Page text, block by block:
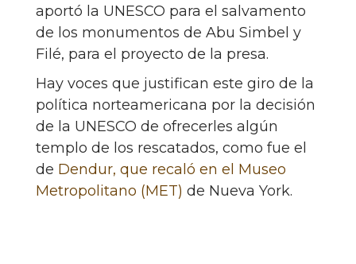
aportó la UNESCO para el salvamento
de los monumentos de Abu Simbel y
Filé, para el proyecto de la presa.
Hay voces que justifican este giro de la
política norteamericana por la decisión
de la UNESCO de ofrecerles algún
templo de los rescatados, como fue el
de Dendur, que recaló en el Museo
Metropolitano (MET) de Nueva York.